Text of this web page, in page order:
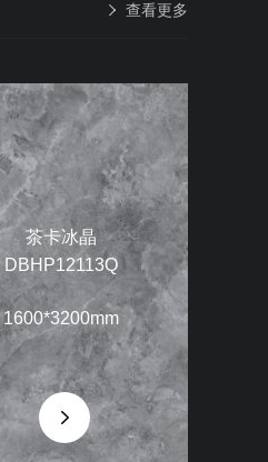
查看更多
茶卡冰晶
DBHP12113Q
1600*3200mm